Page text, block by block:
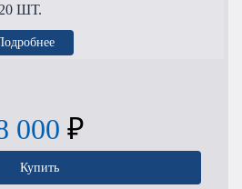
ШТ.
000 ₽
Купить